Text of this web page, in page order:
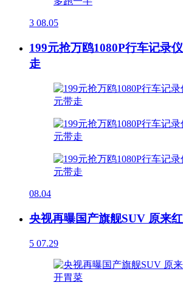
3 08.05
199元抢万鸥1080P行车记录
走
08.04
央视再曝国产旗舰SUV 原来
5 07.29